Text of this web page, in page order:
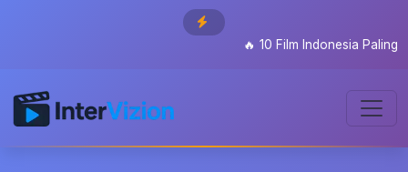
10 Film Indonesia Paling